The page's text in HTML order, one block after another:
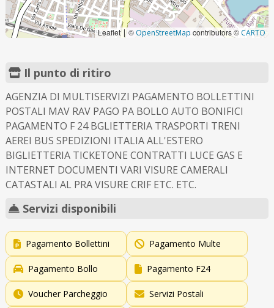
Leaflet |©OpenStreetMap contributors © CARTO
Il punto di ritiro
AGENZIA DI MULTISERVIZI PAGAMENTO BOLLETTINI
POSTALI MAV RAV PAGO PA BOLLO AUTO BONIFICI
PAGAMENTO F 24 BGLIETTERIA TRASPORTI TRENI
AEREI BUS SPEDIZIONI ITALIA ALL'ESTERO
BIGLIETTERIA TICKETONE CONTRATTI LUCE GAS E
INTERNET DOCUMENTI VARI VISURE CAMERALI
CATASTALI AL PRA VISURE CRIF ETC. ETC.
Servizi disponibili
Pagamento Bollettini Pagamento Multe
Pagamento Bollo Pagamento F24
Voucher Parcheggio Servizi Postali